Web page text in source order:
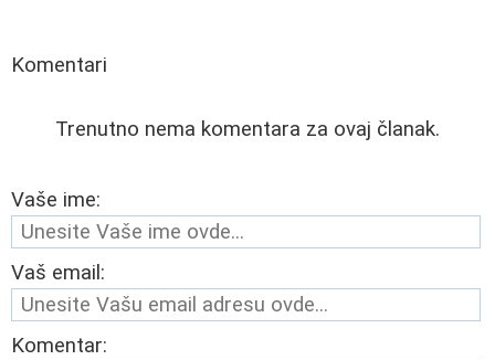
Komentari
Trenutno nema komentara za ovaj članak.
Vaše ime:
Vaš email:
Komentar: